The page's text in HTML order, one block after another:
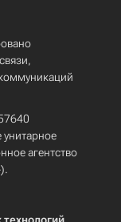
унитарное
агентство